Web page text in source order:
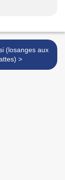
(losanges aux
dattes) >